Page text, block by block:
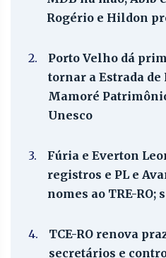
Rogério e Hildon
2.
Porto Velho dá
tornar a Estrada
Mamoré
Unesco
3.
Fúria e Everton
registros e PL e
nomes ao TRE-RO;
4.
TCE-RO renova
secretários e